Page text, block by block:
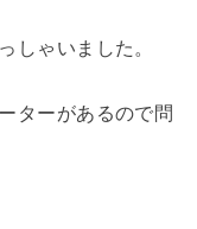
しゃいました。
ターがあるので問